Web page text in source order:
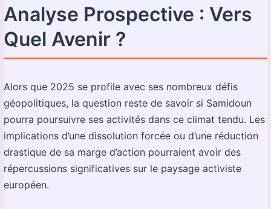
Analyse Prospective : Vers
Quel Avenir ?
Alors que 2025 se profile avec ses nombreux défis
géopolitiques, la question reste de savoir si Samidoun
pourra poursuivre ses activités dans ce climat tendu. Les
implications d’une dissolution forcée ou d’une réduction
drastique de sa marge d’action pourraient avoir des
répercussions significatives sur le paysage activiste
européen.